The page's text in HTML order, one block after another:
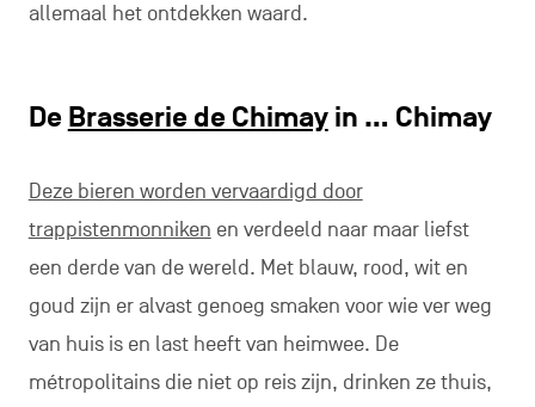
allemaal het ontdekken waard.
De Brasserie de Chimayin … Chimay
Deze bieren worden vervaardigd door
trappistenmonniken en verdeeld naar maar liefst
een derde van de wereld. Met blauw, rood, wit en
goud zijn er alvast genoeg smaken voor wie ver weg
van huis is en last heeft van heimwee. De
métropolitains die niet op reis zijn, drinken ze thuis,